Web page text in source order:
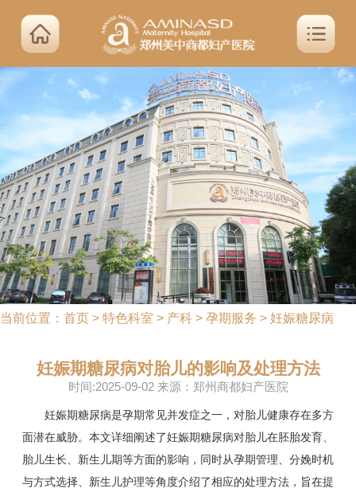
当前位置： 首页 > 特色科室 > 产科 > 孕期服务 > 妊娠糖尿病
妊娠期糖尿病对胎儿的影响及处理方法
时间:2025-09-02 来源：郑州商都妇产医院
妊娠期糖尿病是孕期常见并发症之一，对胎儿健康存在多方
面潜在威胁。本文详细阐述了妊娠期糖尿病对胎儿在胚胎发育、
胎儿生长、新生儿期等方面的影响，同时从孕期管理、分娩时机
与方式选择、新生儿护理等角度介绍了相应的处理方法，旨在提